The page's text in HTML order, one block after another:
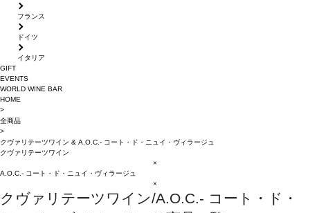
フランス
ドイツ
イタリア
GIFT
EVENTS
WORLD WINE BAR
HOME
>
全商品
>
クヴァリテーツワイン & A.O.C.- コート・ド・ニュイ・ヴィラージュ
クヴァリテーツワイン
×
A.O.C.- コート・ド・ニュイ・ヴィラージュ
×
クヴァリテーツワイン/A.O.C.- コート・ド・